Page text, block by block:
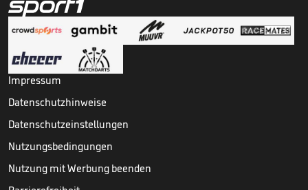
Impressum
Datenschutzhinweise
Datenschutzeinstellungen
Nutzungsbedingungen
Nutzung mit Werbung beenden